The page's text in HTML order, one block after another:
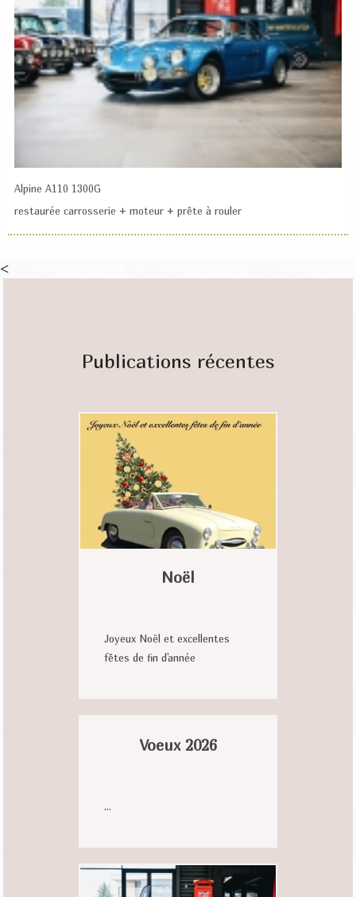
Alpine A110 1300G
restaurée carrosserie + moteur + prête à rouler
<
Publications récentes
Noël
Joyeux Noël et excellentes
fêtes de fin d'année
Voeux 2026
...